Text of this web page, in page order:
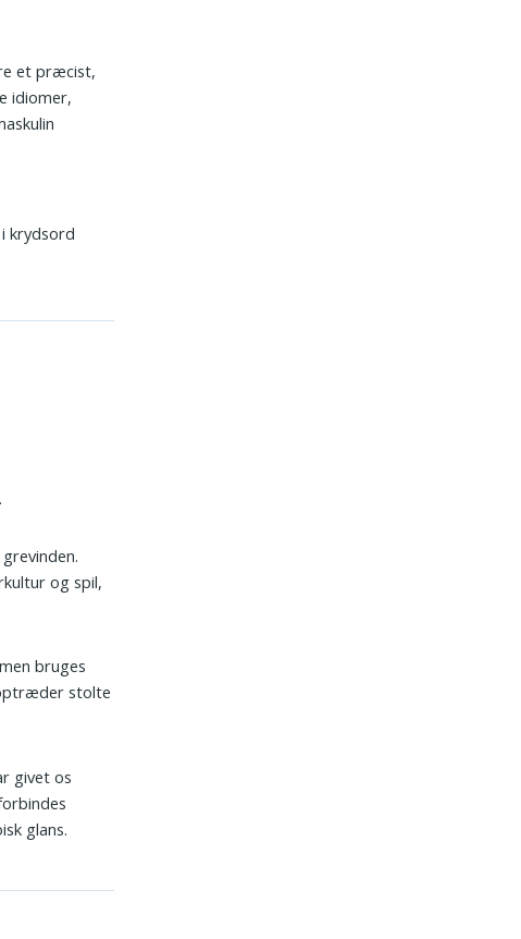
et præcist,
idiomer,
krydsord
og spil,
bruges
stolte
givet os
glans.